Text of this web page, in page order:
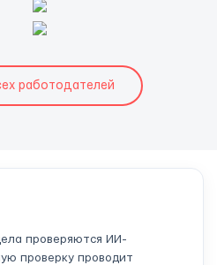
работодателей
проверяются ИИ-
проверку проводит